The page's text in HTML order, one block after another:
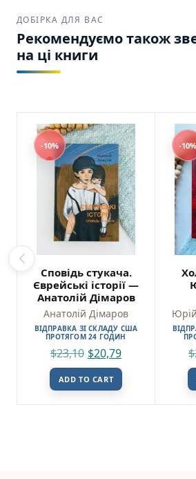
ДОБІРКА ДЛЯ ВАС
Рекомендуємо також
на ці книги
-10%
Сповідь стукача.
Єврейські історії —
Анатолій Дімаров
Анатолій Дімаров
ВІДПРАВКА ЗІ СКЛАДУ США
ПРОТЯГОМ 24 ГОДИН
$23,10 $20,79
ADD TO CART
-10%
$